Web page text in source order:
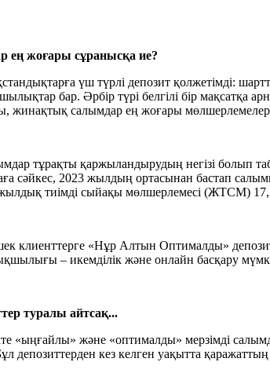
ең жоғары сұранысқа ие?
үш түрлі депозит қолжетімді:
бар. Әрбір түрі белгілі бір
жинақтық салымдар ең жоғары
тұрақты қаржыландырудың негізі болып
сәйкес, 2023 жылдың ортасынан бастап
тиімді сыйақы мөлшерлемесі (ЖТСМ)
клиенттерге «Нұр Алтын Оптималды»
– икемділік және онлайн басқару
туралы айтсақ...
«ыңғайлы» және «оптималды» мерзімді
депозиттерден кез келген уақытта